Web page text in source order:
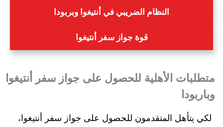
النظام الضريبي في أنتيغوا وبربودا
قوة جواز سفر أنتيغوا
متطلبات الأهلية للحصول على جواز سفر أنتيغوا
وباربودا
لكي يتأهل المتقدمون للحصول على جواز سفر أنتيغوا،